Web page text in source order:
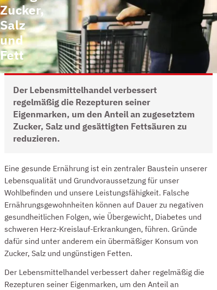
Zucker,
Salz
und
Fett
Der Lebensmittelhandel verbessert
regelmäßig die Rezepturen seiner
Eigenmarken, um den Anteil an zugesetztem
Zucker, Salz und gesättigten Fettsäuren zu
reduzieren.
Eine gesunde Ernährung ist ein zentraler Baustein unserer
Lebensqualität und Grundvoraussetzung für unser
Wohlbefinden und unsere Leistungsfähigkeit. Falsche
Ernährungsgewohnheiten können auf Dauer zu negativen
gesundheitlichen Folgen, wie Übergewicht, Diabetes und
schweren Herz-Kreislauf-Erkrankungen, führen. Gründe
dafür sind unter anderem ein übermäßiger Konsum von
Zucker, Salz und ungünstigen Fetten.
Der Lebensmittelhandel verbessert daher regelmäßig die
Rezepturen seiner Eigenmarken, um den Anteil an